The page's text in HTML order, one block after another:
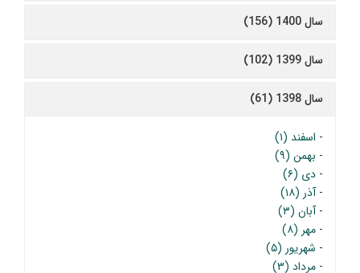
سال 1400 (156)
سال 1399 (102)
سال 1398 (61)
- اسفند (۱)
- بهمن (۹)
- دی (۶)
-آذر (۱۸)
-آبان (۳)
- مهر (۸)
- شهریور (۵)
- مرداد (۳)